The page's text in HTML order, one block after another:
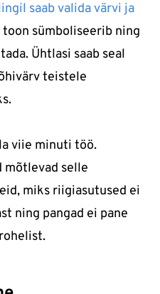
saab valida värvi ja
sümboliseerib ning
Ühtlasi saab seal
teistele
viie minuti töö.
mõtlevad selle
miks riigiasutused ei
ning pangad ei pane